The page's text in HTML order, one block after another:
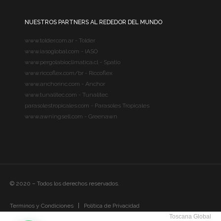
NUESTROS PARTNERS AL REDEDOR DEL MUNDO
www.tolder.com.ar - Tolder
www.iasoglobal.com - IASO
www.pergolabioclimatica.cl - Spatio
www.riccoflex.com/br - Riccoflex
www.anchorinc.com - Anchor
www.tunalitec.com - Tunalitec
parasolestropicales.com - Parasoles Tropicales
www.awningsell.com - Greenawn
© 2020 – Todos los derechos reservados.
Terminos y Condiciones
Política de Privacidad
Toscana Global